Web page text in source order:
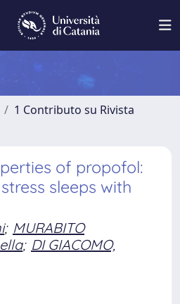
1 Contributo su Rivista
of propofol:
sleeps with
; MURABITO
; DI GIACOMO,